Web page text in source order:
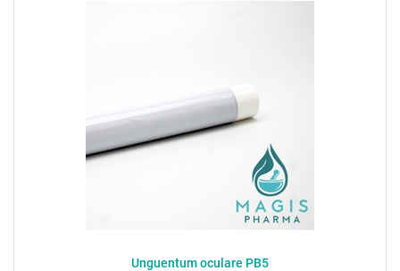
Unguentum oculare PB5